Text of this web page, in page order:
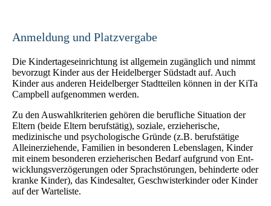
Anmeldung und Platzvergabe
Die Kindertageseinrichtung ist allgemein zu­gäng­lich und nimmt
be­vor­zugt Kinder aus der Heidel­berger Süd­stadt auf. Auch
Kinder aus anderen Heidel­berger Stadt­teilen können in der KiTa
Campbell auf­ge­nommen werden.
Zu den Auswahlkriterien gehören die beruf­liche Situation der
Eltern (beide Eltern berufs­tätig), soziale, erzieherische,
medizinische und psychologische Gründe (z.B. berufs­tätige
Allein­erziehende, Familien in besonderen Lebens­lagen, Kinder
mit einem besonderen erzieherischen Bedarf aufgrund von Ent­
wicklungs­verzögerungen oder Sprach­störungen, behinderte oder
kranke Kinder), das Kinde­salter, Geschwister­kinder oder Kinder
auf der Warte­liste.